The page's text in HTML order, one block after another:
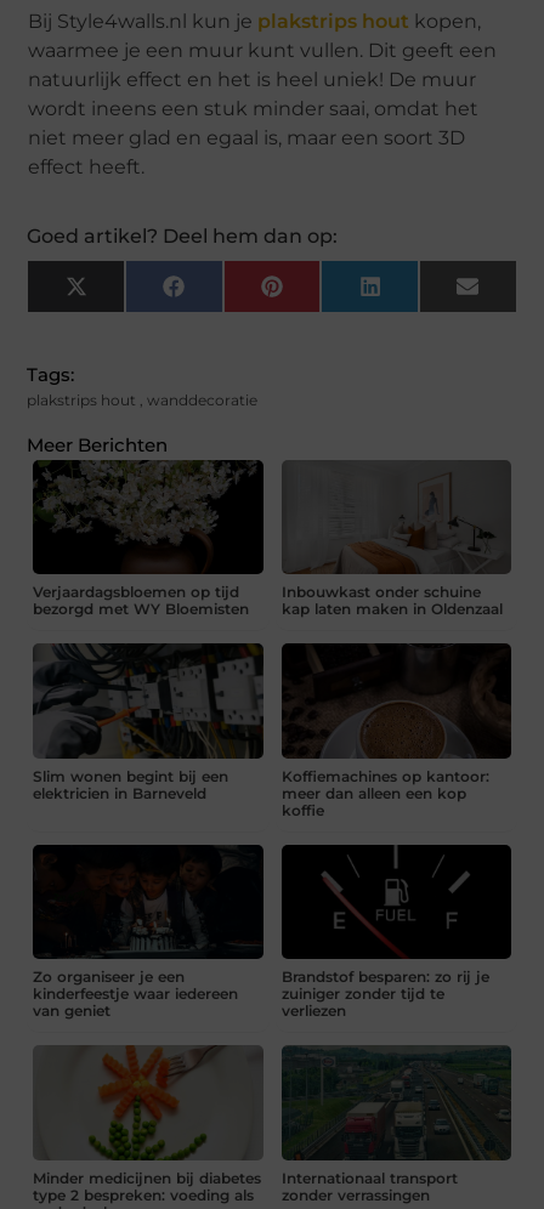
Bij Style4walls.nl kun je plakstrips hout kopen,
waarmee je een muur kunt vullen. Dit geeft een
natuurlijk effect en het is heel uniek! De muur
wordt ineens een stuk minder saai, omdat het
niet meer glad en egaal is, maar een soort 3D
effect heeft.
Goed artikel? Deel hem dan op:
X
(Twitter)
Facebook Pinterest LinkedIn Email
Tags:
plakstrips hout ,wanddecoratie
Meer Berichten
Verjaardagsbloemen op tijd
bezorgd met WY Bloemisten
Inbouwkast onder schuine
kap laten maken in Oldenzaal
Slim wonen begint bij een
elektricien in Barneveld
Koffiemachines op kantoor:
meer dan alleen een kop
koffie
Zo organiseer je een
kinderfeestje waar iedereen
van geniet
Brandstof besparen: zo rij je
zuiniger zonder tijd te
verliezen
Minder medicijnen bij diabetes
type 2 bespreken: voeding als
Internationaal transport
zonder verrassingen